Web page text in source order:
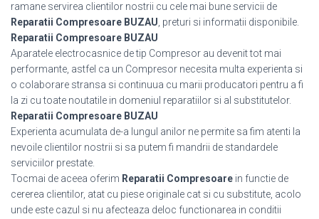
ramane servirea clientilor nostrii cu cele mai bune servicii de
Reparatii Compresoare BUZAU , preturi si informatii disponibile.
Reparatii Compresoare BUZAU
Aparatele electrocasnice de tip Compresor au devenit tot mai
performante, astfel ca un Compresor necesita multa experienta si
o colaborare stransa si continuua cu marii producatori pentru a fi
la zi cu toate noutatile in domeniul reparatiilor si al substitutelor.
Reparatii Compresoare BUZAU
Experienta acumulata de-a lungul anilor ne permite sa fim atenti la
nevoile clientilor nostrii si sa putem fi mandrii de standardele
serviciilor prestate.
Tocmai de aceea oferim Reparatii Compresoare in functie de
cererea clientilor, atat cu piese originale cat si cu substitute, acolo
unde este cazul si nu afecteaza deloc functionarea in conditii